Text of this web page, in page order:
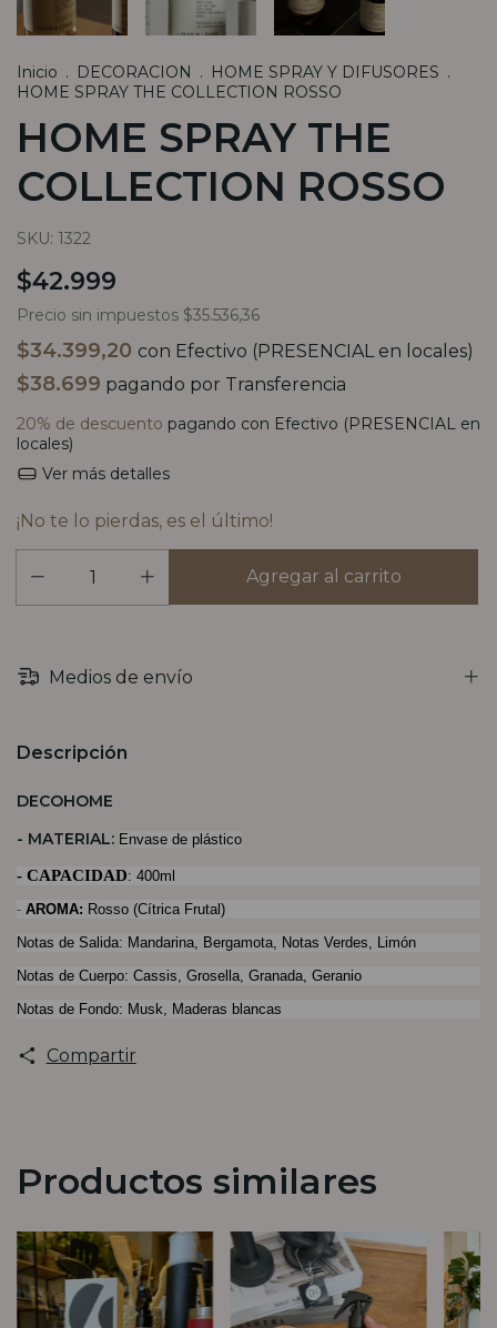
Inicio . DECORACION . HOME SPRAY Y DIFUSORES .
HOME SPRAY THE COLLECTION ROSSO
HOME SPRAY THE
COLLECTION ROSSO
SKU: 1322
$42.999
Precio sin impuestos $35.536,36
$34.399,20 con Efectivo (PRESENCIAL en locales)
$38.699 pagando por Transferencia
20% de descuento pagando con Efectivo (PRESENCIAL en
locales)
Ver más detalles
¡No te lo pierdas, es el último!
Medios de envío
Descripción
DECOHOME
- MATERIAL: Envase de plástico
- CAPACIDAD: 400ml
- AROMA: Rosso (Cítrica Frutal)
Notas de Salida: Mandarina, Bergamota, Notas Verdes, Limón
Notas de Cuerpo: Cassis, Grosella, Granada, Geranio
Notas de Fondo: Musk, Maderas blancas
Compartir
Productos similares